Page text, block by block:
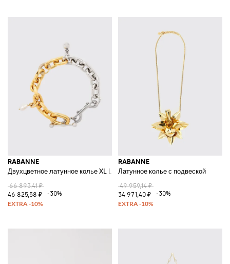
RABANNE
Двухцветное латунное колье XL Link с подвесками
66 893,41 ₽
46 825,58 ₽
-30%
RABANNE
Латунное колье с подвеской
49 959,14 ₽
34 971,40 ₽
-30%